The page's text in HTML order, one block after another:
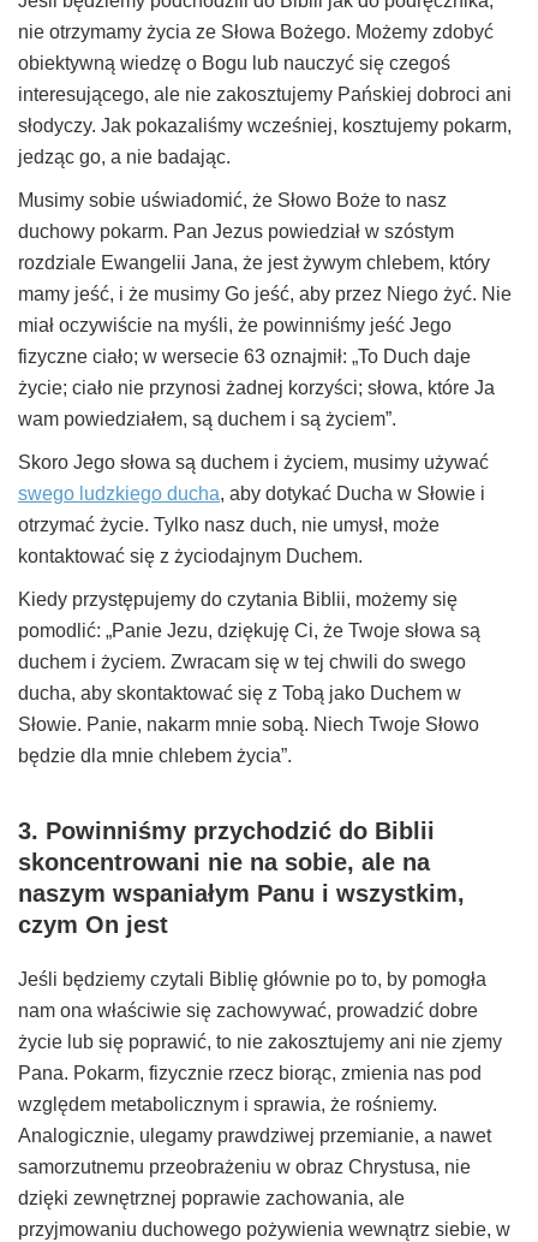
nie otrzymamy życia ze Słowa Bożego. Możemy zdobyć
obiektywną wiedzę o Bogu lub nauczyć się czegoś
interesującego, ale nie zakosztujemy Pańskiej dobroci ani
słodyczy. Jak pokazaliśmy wcześniej, kosztujemy pokarm,
jedząc go, a nie badając.
Musimy sobie uświadomić, że Słowo Boże to nasz
duchowy pokarm. Pan Jezus powiedział w szóstym
rozdziale Ewangelii Jana, że jest żywym chlebem, który
mamy jeść, i że musimy Go jeść, aby przez Niego żyć. Nie
miał oczywiście na myśli, że powinniśmy jeść Jego
fizyczne ciało; w wersecie 63 oznajmił: „To Duch daje
życie; ciało nie przynosi żadnej korzyści; słowa, które Ja
wam powiedziałem, są duchem i są życiem”.
Skoro Jego słowa są duchem i życiem, musimy używać
swego ludzkiego ducha, aby dotykać Ducha w Słowie i
otrzymać życie. Tylko nasz duch, nie umysł, może
kontaktować się z życiodajnym Duchem.
Kiedy przystępujemy do czytania Biblii, możemy się
pomodlić: „Panie Jezu, dziękuję Ci, że Twoje słowa są
duchem i życiem. Zwracam się w tej chwili do swego
ducha, aby skontaktować się z Tobą jako Duchem w
Słowie. Panie, nakarm mnie sobą. Niech Twoje Słowo
będzie dla mnie chlebem życia”.
3. Powinniśmy przychodzić do Biblii
skoncentrowani nie na sobie, ale na
naszym wspaniałym Panu i wszystkim,
czym On jest
Jeśli będziemy czytali Biblię głównie po to, by pomogła
nam ona właściwie się zachowywać, prowadzić dobre
życie lub się poprawić, to nie zakosztujemy ani nie zjemy
Pana. Pokarm, fizycznie rzecz biorąc, zmienia nas pod
względem metabolicznym i sprawia, że rośniemy.
Analogicznie, ulegamy prawdziwej przemianie, a nawet
samorzutnemu przeobrażeniu w obraz Chrystusa, nie
dzięki zewnętrznej poprawie zachowania, ale
przyjmowaniu duchowego pożywienia wewnątrz siebie, w